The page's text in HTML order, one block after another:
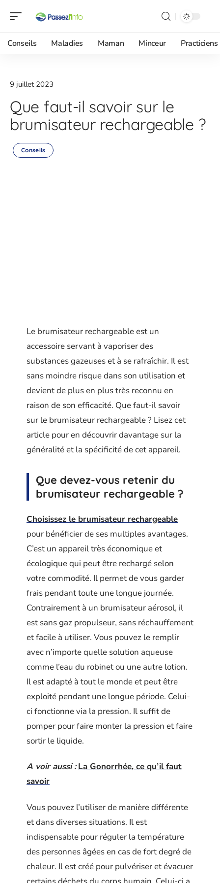
Conseils Maladies Maman Minceur Practiciens
9 juillet 2023
Que faut-il savoir sur le
brumisateur rechargeable ?
Conseils
Le brumisateur rechargeable est un
accessoire servant à vaporiser des
substances gazeuses et à se rafraîchir. Il est
sans moindre risque dans son utilisation et
devient de plus en plus très reconnu en
raison de son efficacité. Que faut-il savoir
sur le brumisateur rechargeable ? Lisez cet
article pour en découvrir davantage sur la
généralité et la spécificité de cet appareil.
Que devez-vous retenir du
brumisateur rechargeable ?
Choisissez le brumisateur rechargeable
pour bénéficier de ses multiples avantages.
C’est un appareil très économique et
écologique qui peut être rechargé selon
votre commodité. Il permet de vous garder
frais pendant toute une longue journée.
Contrairement à un brumisateur aérosol, il
est sans gaz propulseur, sans réchauffement
et facile à utiliser. Vous pouvez le remplir
avec n’importe quelle solution aqueuse
comme l’eau du robinet ou une autre lotion.
Il est adapté à tout le monde et peut être
exploité pendant une longue période. Celui-
ci fonctionne via la pression. Il suffit de
pomper pour faire monter la pression et faire
sortir le liquide.
A voir aussi : La Gonorrhée, ce qu’il faut
savoir
Vous pouvez l’utiliser de manière différente
et dans diverses situations. Il est
indispensable pour réguler la température
des personnes âgées en cas de fort degré de
chaleur. Il est créé pour pulvériser et évacuer